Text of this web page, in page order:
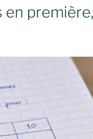
en première,